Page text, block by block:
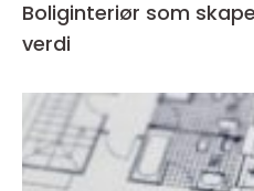
Boliginteriør som
verdi